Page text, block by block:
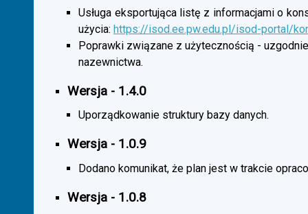
Usługa eksportująca listę z informacjami o
użycia: https://isod.ee.pw.edu.pl/isod-portal/
Poprawki związane z użytecznością -
nazewnictwa.
Wersja - 1.4.0
Uporządkowanie struktury bazy danych.
Wersja - 1.0.9
Dodano komunikat, że plan jest w trakcie
Wersja - 1.0.8